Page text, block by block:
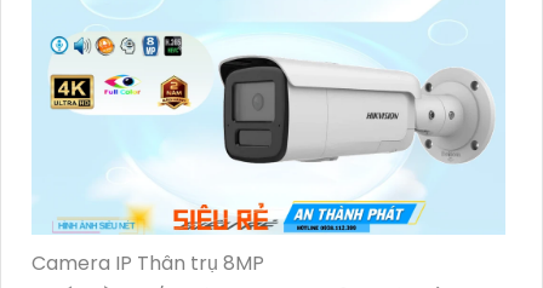
Camera IP Thân trụ 8MP